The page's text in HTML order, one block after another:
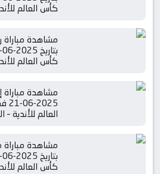
كأس العالم
مشاهدة مباراة
كأس العالم
مشاهدة مباراة
العالم للأندية
مشاهدة مباراة
كأس العالم